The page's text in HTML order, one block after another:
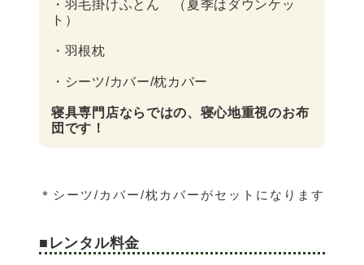
・羽毛掛けふとん （夏季はダウンケッ
ト）
・羽根枕
・シーツ/カバー/枕カバー
寝具専門店ならではの、寝心地重視のお布
団です！
＊シーツ/カバー/枕カバーがセットになります
■レンタル料金